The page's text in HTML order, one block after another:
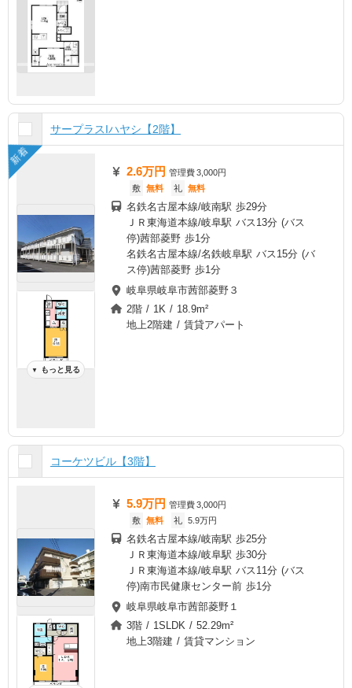
サープラスIハヤシ【2階】
新着
▼ もっと見る
2.6万円 管理費3,000円
敷 無料 礼 無料
名鉄名古屋本線/岐南駅 歩29分
ＪＲ東海道本線/岐阜駅 バス13分 (バス
停)茜部菱野 歩1分
名鉄名古屋本線/名鉄岐阜駅 バス15分 (バ
ス停)茜部菱野 歩1分
岐阜県岐阜市茜部菱野３
2階 / 1K / 18.9m²
地上2階建 / 賃貸アパート
コーケツビル【3階】
5.9万円 管理費3,000円
敷 無料 礼 5.9万円
名鉄名古屋本線/岐南駅 歩25分
ＪＲ東海道本線/岐阜駅 歩30分
ＪＲ東海道本線/岐阜駅 バス11分 (バス
停)南市民健康センター前 歩1分
岐阜県岐阜市茜部菱野１
3階 / 1SLDK / 52.29m²
地上3階建 / 賃貸マンション